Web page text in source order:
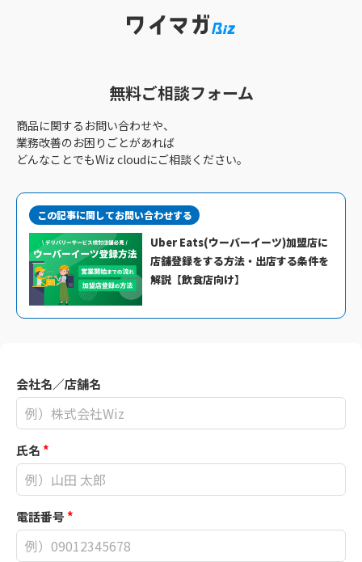
無料ご相談フォーム
商品に関するお問い合わせや、
業務改善のお困りごとがあれば
どんなことでもWiz cloudにご相談ください。
この記事に関してお問い合わせする
Uber Eats(ウーバーイーツ)加盟店に
店舗登録をする方法・出店する条件を
解説【飲食店向け】
会社名／店舗名
氏名*
電話番号*